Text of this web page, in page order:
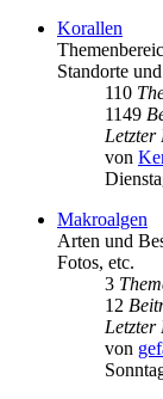
Korallen
Standorte
110
1149
Letzter
von
Makroalgen
Arten und
Fotos, etc.
3
12
Letzter
von